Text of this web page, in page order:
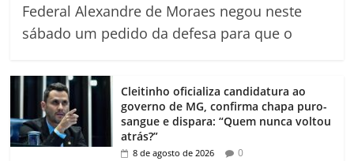
Federal Alexandre de Moraes negou neste
sábado um pedido da defesa para que o
Cleitinho oficializa candidatura ao
governo de MG, confirma chapa puro-
sangue e dispara: “Quem nunca voltou
atrás?”
8 de agosto de 2026 0